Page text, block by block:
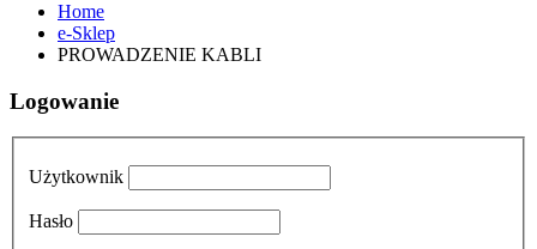
Home
e-Sklep
PROWADZENIE KABLI
Logowanie
Użytkownik
Hasło